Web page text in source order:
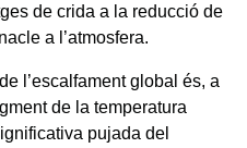
de crida a la reducció de
a l’atmosfera.
l’escalfament global és, a
de la temperatura
pujada del